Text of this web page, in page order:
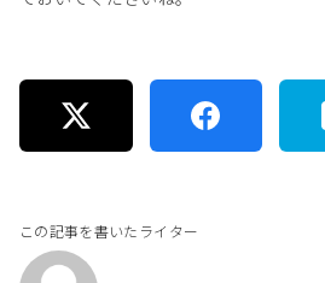
この記事を書いたライター